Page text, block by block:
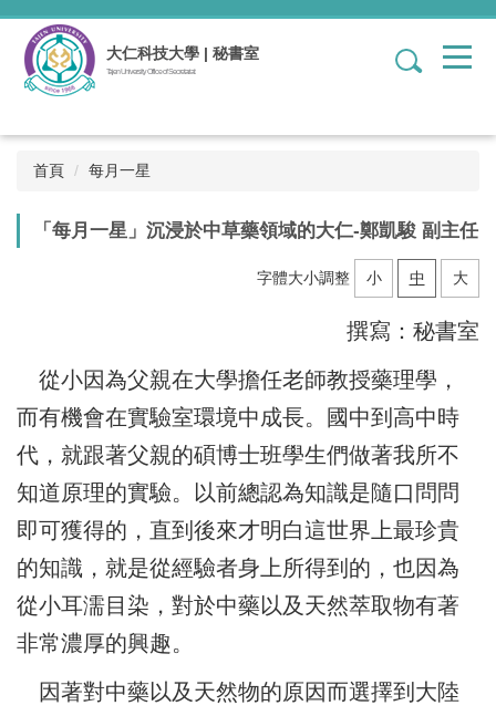
跳
主
要
容
大仁科技大學 | 秘書室
Tajen University Office of Secretariat
1
首頁 每月一星
「每月一星」沉浸於中草藥領域的大仁-鄭凱駿 副主任
字體大小調整 小 中 大
撰寫：秘書室
從小因為父親在大學擔任老師教授藥理學，
而有機會在實驗室環境中成長。國中到高中時
代，就跟著父親的碩博士班學生們做著我所不
知道原理的實驗。以前總認為知識是隨口問問
即可獲得的，直到後來才明白這世界上最珍貴
的知識，就是從經驗者身上所得到的，也因為
從小耳濡目染，對於中藥以及天然萃取物有著
非常濃厚的興趣。
因著對中藥以及天然物的原因而選擇到大陸